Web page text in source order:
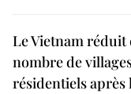
Le Vietnam réduit
nombre de
résidentiels après